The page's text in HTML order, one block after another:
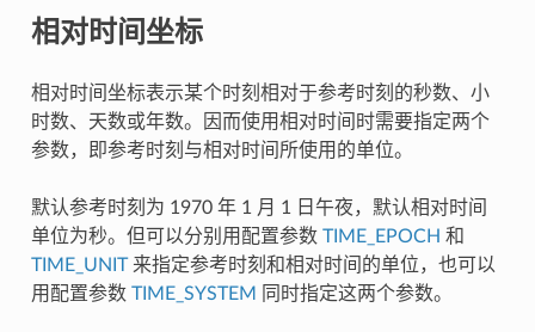
相对时间坐标
相对时间坐标表示某个时刻相对于参考时刻的秒数、小
时数、天数或年数。因而使用相对时间时需要指定两个
参数，即参考时刻与相对时间所使用的单位。
默认参考时刻为 1970 年 1 月 1 日午夜，默认相对时间
单位为秒。但可以分别用配置参数 TIME_EPOCH 和
TIME_UNIT来指定参考时刻和相对时间的单位，也可以
用配置参数 TIME_SYSTEM 同时指定这两个参数。